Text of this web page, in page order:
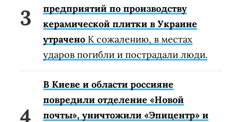
предприятий по производству
керамической плитки в Украине
утрачено К сожалению, в местах
ударов погибли и пострадали люди.
В Киеве и области россияне
повредили отделение «Новой
почты», уничтожили «Эпицентр» и